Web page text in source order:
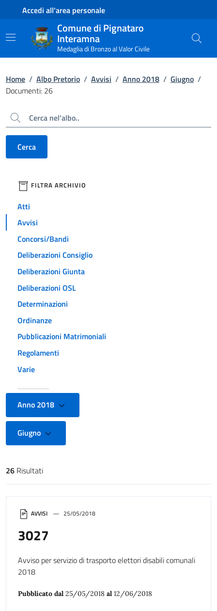
Contenuto principale
Piede di paginaAccedi all'area personale
Comune di Pignataro
Interamna
Medaglia di Bronzo al Valor Civile
Home / Albo Pretorio / Avvisi / Anno 2018 / Giugno /
Documenti: 26
Cerca
Cerca
filtri da applicare
FILTRA ARCHIVIO
Atti
Avvisi
Concorsi/Bandi
Deliberazioni Consiglio
Deliberazioni Giunta
Deliberazioni OSL
Determinazioni
Ordinanze
Pubblicazioni Matrimoniali
Regolamenti
Varie
Anno 2018
Giugno
Risultati di ricerca
26 Risultati
AVVISI 25/05/2018
3027
Avviso per servizio di trasporto elettori disabili comunali
2018
Pubblicato dal 25/05/2018 al 12/06/2018